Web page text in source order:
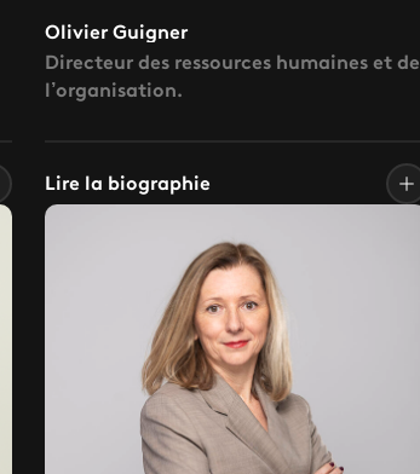
Olivier Guigner
Directeur des ressources humaines et de
l’organisation.
Lire la biographie